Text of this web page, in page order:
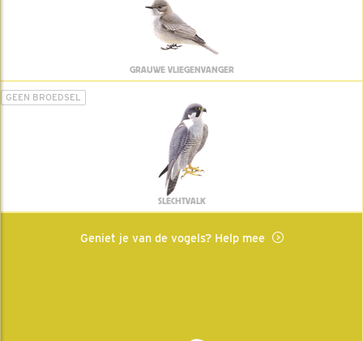
GRAUWE VLIEGENVANGER
GEEN BROEDSEL
SLECHTVALK
Geniet je van de vogels? Help mee